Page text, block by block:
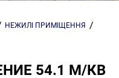
НЕЖИЛІ ПРИМІЩЕННЯ
54.1 М/КВ